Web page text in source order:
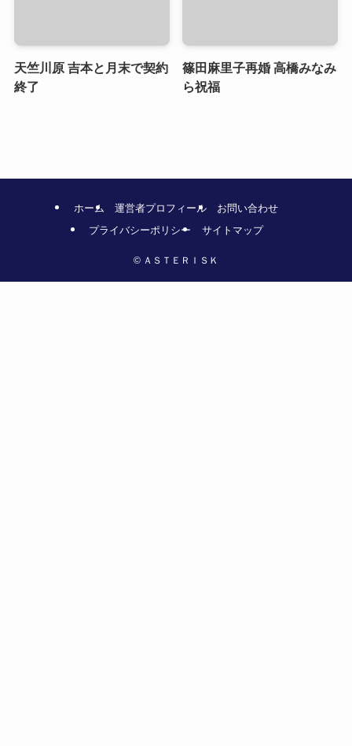
天竺川原 吉本と月末で契約
終了
篠田麻里子再婚 高橋みなみ
ら祝福
ホーム 運営者プロフィール
お問い合わせ
プライバシーポリシー
サイトマップ
© ＡＳＴＥＲＩＳＫ